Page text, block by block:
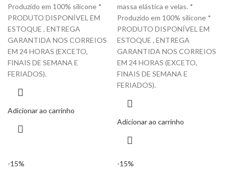
Produzido em 100% silicone *
PRODUTO DISPONÍVEL EM
ESTOQUE , ENTREGA
GARANTIDA NOS CORREIOS
EM 24 HORAS (EXCETO,
FINAIS DE SEMANA E
FERIADOS).
Adicionar ao carrinho
massa elástica e velas. *
Produzido em 100% silicone *
PRODUTO DISPONÍVEL EM
ESTOQUE , ENTREGA
GARANTIDA NOS CORREIOS
EM 24 HORAS (EXCETO,
FINAIS DE SEMANA E
FERIADOS).
Adicionar ao carrinho
-15% -15%